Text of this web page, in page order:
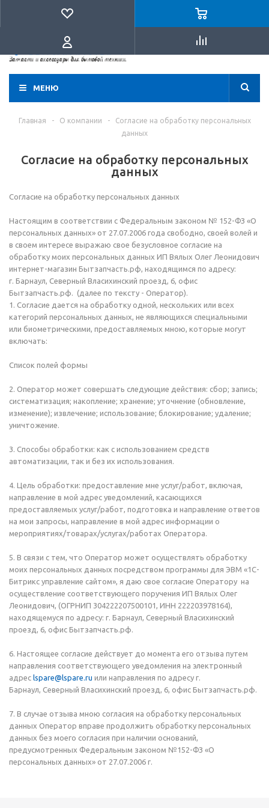
МЕНЮ
Главная - О компании -
Согласие на обработку персональных
данных
Согласие на обработку персональных
данных
Согласие на обработку персональных данных
Настоящим в соответствии с Федеральным законом № 152-ФЗ «О
персональных данных» от 27.07.2006 года свободно, своей волей и
в своем интересе выражаю свое безусловное согласие на
обработку моих персональных данных ИП Вялых Олег Леонидович
интернет-магазин Бытзапчасть.рф, находящимся по адресу:
г. Барнаул, Северный Власихинский проезд, 6, офис
Бытзапчасть.рф. (далее по тексту - Оператор).
1. Согласие дается на обработку одной, нескольких или всех
категорий персональных данных, не являющихся специальными
или биометрическими, предоставляемых мною, которые могут
включать:
Список полей формы
2. Оператор может совершать следующие действия: сбор; запись;
систематизация; накопление; хранение; уточнение (обновление,
изменение); извлечение; использование; блокирование; удаление;
уничтожение.
3. Способы обработки: как с использованием средств
автоматизации, так и без их использования.
4. Цель обработки: предоставление мне услуг/работ, включая,
направление в мой адрес уведомлений, касающихся
предоставляемых услуг/работ, подготовка и направление ответов
на мои запросы, направление в мой адрес информации о
мероприятиях/товарах/услугах/работах Оператора.
5. В связи с тем, что Оператор может осуществлять обработку
моих персональных данных посредством программы для ЭВМ «1С-
Битрикс управление сайтом», я даю свое согласие Оператору на
осуществление соответствующего поручения ИП Вялых Олег
Леонидович, (ОГРНИП 304222207500101, ИНН 222203978164),
находящемуся по адресу: г. Барнаул, Северный Власихинский
проезд, 6, офис Бытзапчасть.рф.
6. Настоящее согласие действует до момента его отзыва путем
направления соответствующего уведомления на электронный
адрес lspare@lspare.ru или направления по адресу г.
Барнаул, Северный Власихинский проезд, 6, офис Бытзапчасть.рф.
7. В случае отзыва мною согласия на обработку персональных
данных Оператор вправе продолжить обработку персональных
данных без моего согласия при наличии оснований,
предусмотренных Федеральным законом №152-ФЗ «О
персональных данных» от 27.07.2006 г.